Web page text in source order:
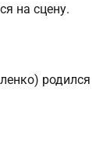
на сцену.
родился